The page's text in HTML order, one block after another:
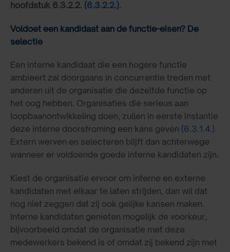
hoofdstuk 6.3.2.2. (6.3.2.2.).
Voldoet een kandidaat aan de functie-eisen? De
selectie
Een interne kandidaat die een hogere functie
ambieert zal doorgaans in concurrentie treden met
anderen uit de organisatie die dezelfde functie op
het oog hebben. Organisaties die serieus aan
loopbaanontwikkeling doen, zullen in eerste instantie
deze interne doorstroming een kans geven (6.3.1.4.).
Extern werven en selecteren blijft dan achterwege
wanneer er voldoende goede interne kandidaten zijn.
Kiest de organisatie ervoor om interne en externe
kandidaten met elkaar te laten strijden, dan wil dat
nog niet zeggen dat zij ook gelijke kansen maken.
Interne kandidaten genieten mogelijk de voorkeur,
bijvoorbeeld omdat de organisatie met deze
medewerkers bekend is of omdat zij bekend zijn met